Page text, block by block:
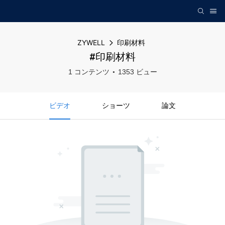
ZYWELL 印刷材料
#印刷材料
1 コンテンツ 1353 ビュー
ビデオ ショーツ 論文